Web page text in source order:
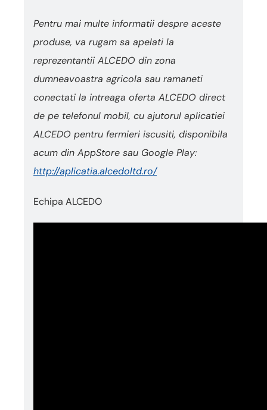
Pentru mai multe informatii despre aceste
produse, va rugam sa apelati la
reprezentantii ALCEDO din zona
dumneavoastra agricola sau ramaneti
conectati la intreaga oferta ALCEDO direct
de pe telefonul mobil, cu ajutorul aplicatiei
ALCEDO pentru fermieri iscusiti, disponibila
acum din AppStore sau Google Play:
http://aplicatia.alcedoltd.ro/
Echipa ALCEDO